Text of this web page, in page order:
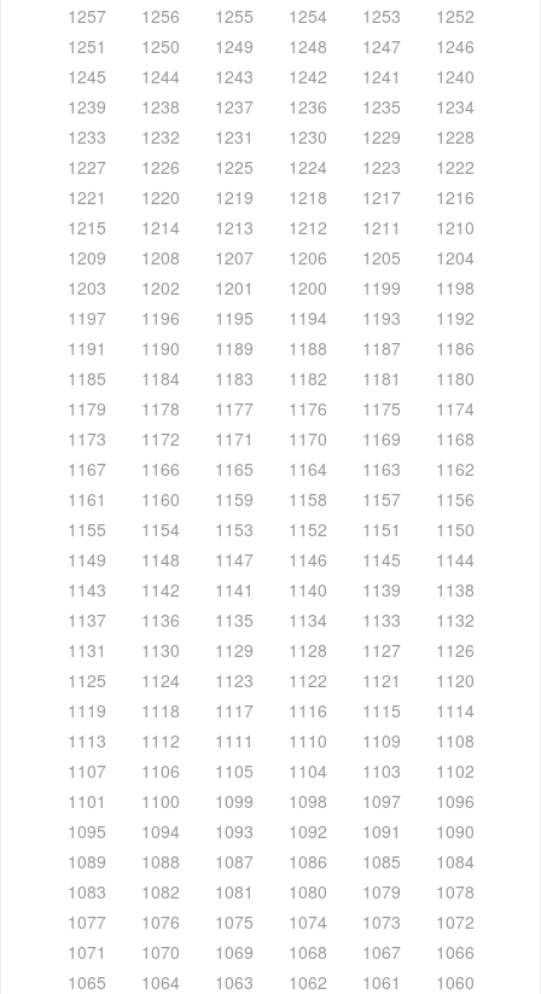
1257
1256 1255 1254 1253
1252
1251
1250 1249 1248 1247
1246
1245
1244 1243 1242 1241
1240
1239
1238 1237 1236 1235
1234
1233
1232 1231 1230 1229
1228
1227
1226 1225 1224 1223
1222
1221
1220 1219 1218 1217
1216
1215
1214 1213 1212 1211
1210
1209
1208 1207 1206 1205
1204
1203
1202 1201 1200 1199
1198
1197
1196 1195 1194 1193
1192
1191
1190 1189 1188 1187
1186
1185
1184 1183 1182 1181
1180
1179
1178 1177 1176 1175
1174
1173
1172 1171 1170 1169
1168
1167
1166 1165 1164 1163
1162
1161
1160 1159 1158 1157
1156
1155
1154 1153 1152 1151
1150
1149
1148 1147 1146 1145
1144
1143
1142 1141 1140 1139
1138
1137
1136 1135 1134 1133
1132
1131
1130 1129 1128 1127
1126
1125
1124 1123 1122 1121
1120
1119
1118 1117 1116 1115
1114
1113
1112 1111 1110 1109
1108
1107
1106 1105 1104 1103
1102
1101
1100 1099 1098 1097
1096
1095
1094 1093 1092 1091
1090
1089
1088 1087 1086 1085
1084
1083
1082 1081 1080 1079
1078
1077
1076 1075 1074 1073
1072
1071
1070 1069 1068 1067
1066
1065
1064 1063 1062 1061
1060